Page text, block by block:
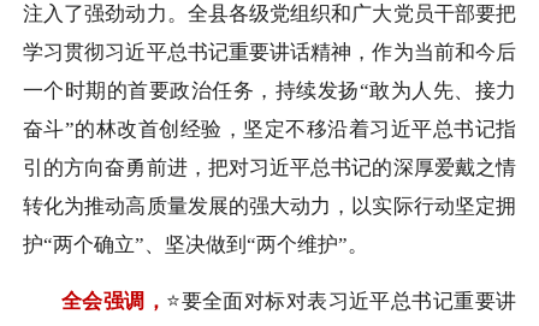
注入了强劲动力。全县各级党组织和广大党员干部要把
学习贯彻习近平总书记重要讲话精神，作为当前和今后
一个时期的首要政治任务，持续发扬“敢为人先、接力
奋斗”的林改首创经验，坚定不移沿着习近平总书记指
引的方向奋勇前进，把对习近平总书记的深厚爱戴之情
转化为推动高质量发展的强大动力，以实际行动坚定拥
护“两个确立”、坚决做到“两个维护”。
全会强调， ⭐要全面对标对表习近平总书记重要讲